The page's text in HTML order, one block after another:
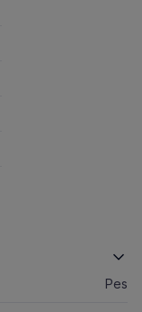
Pes